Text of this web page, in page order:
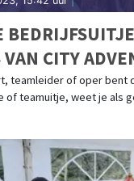
VAN CITY
teamleider of oper bent
of teamuitje, weet je als